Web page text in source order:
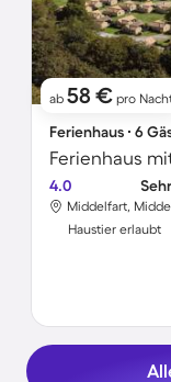
ab 58 € pro
Ferienhaus ∙ 6
Ferienhaus
4.0
Middelfart,
Haustier erlaubt